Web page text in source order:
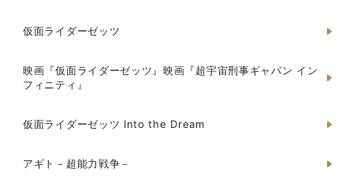
仮面ライダーゼッツ
映画『仮面ライダーゼッツ』映画『超宇宙刑事ギャバン イン
フィニティ』
仮面ライダーゼッツ Into the Dream
アギト－超能力戦争－